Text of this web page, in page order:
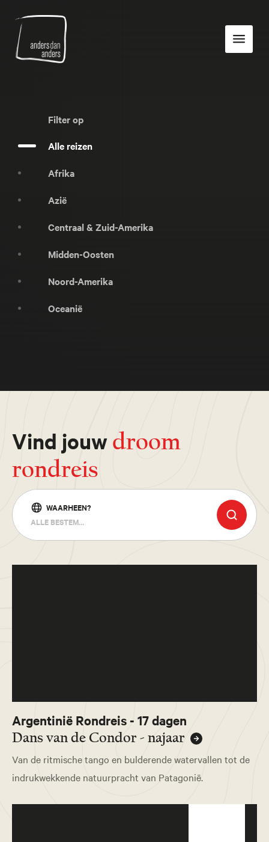
Anders
dan
Toon
navigatie
Filter op
Alle reizen
Afrika
Azië
Centraal & Zuid-Amerika
Midden-Oosten
Noord-Amerika
Oceanië
Vind jouwdroom
rondreis
WAARHEEN?
ALLE BESTEMMINGEN
Argentinië Rondreis - 17 dagen
Dans van de Condor - najaar
Van de ritmische tango en bulderende watervallen tot de
indrukwekkende natuurpracht van Patagonië.